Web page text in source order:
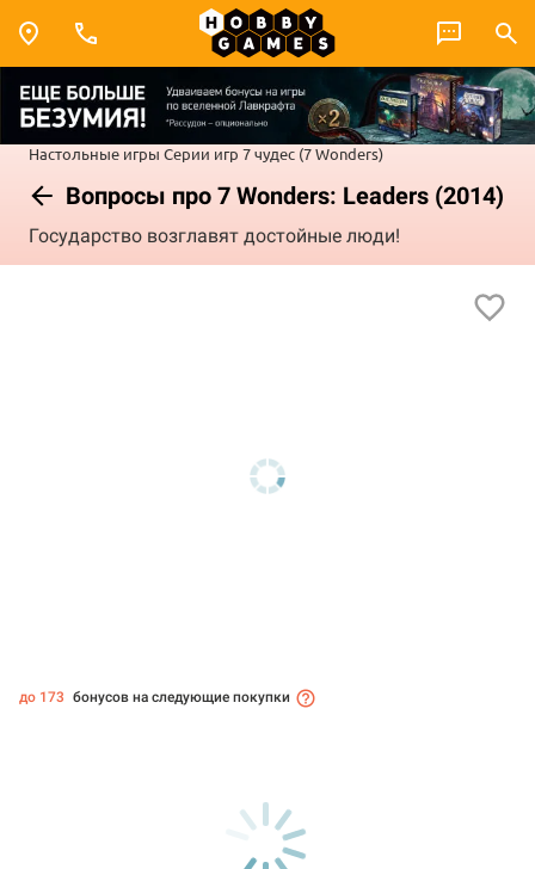
Настольные игры Серии игр 7 чудес (7 Wonders)
Вопросы про 7 Wonders: Leaders (2014)
Государство возглавят достойные люди!
до 173 бонусов на следующие покупки